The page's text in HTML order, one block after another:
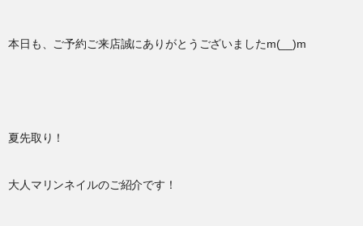
本日も、ご予約ご来店誠にありがとうございましたm(__)m
夏先取り！
大人マリンネイルのご紹介です！